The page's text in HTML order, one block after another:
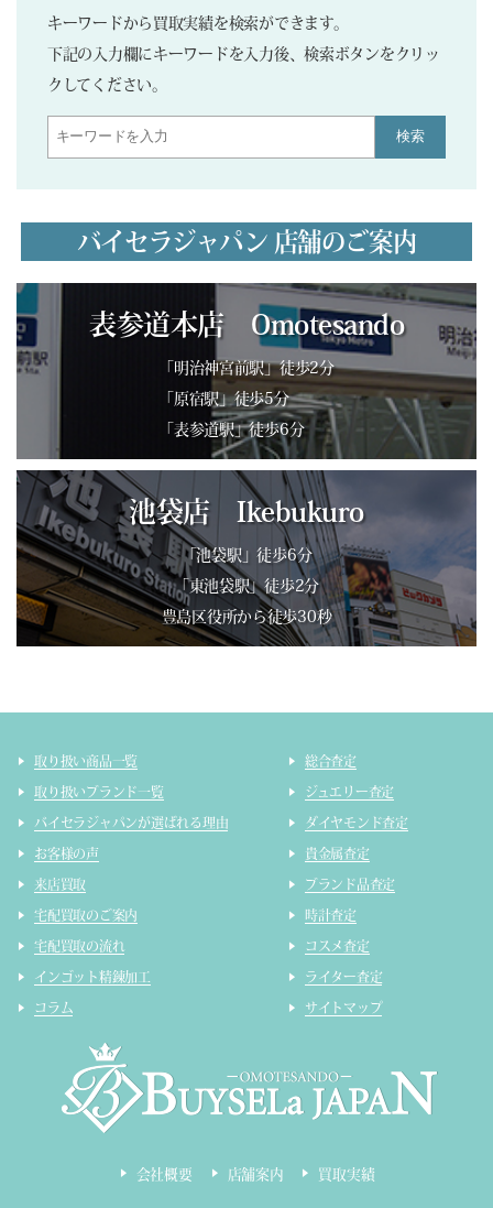
キーワードから買取実績を検索ができます。
下記の入力欄にキーワードを入力後、検索ボタンをクリッ
クしてください。
検索
バイセラジャパン 店舗のご案内
表参道本店 Omotesando
「明治神宮前駅」徒歩2分
「原宿駅」徒歩5分
「表参道駅」徒歩6分
池袋店 Ikebukuro
「池袋駅」徒歩6分
「東池袋駅」徒歩2分
豊島区役所から徒歩30秒
取り扱い商品一覧
取り扱いブランド一覧
バイセラジャパンが選ばれる理由
お客様の声
来店買取
宅配買取のご案内
宅配買取の流れ
インゴット精錬加工
コラム
総合査定
ジュエリー査定
ダイヤモンド査定
貴金属査定
ブランド品査定
時計査定
コスメ査定
ライター査定
サイトマップ
会社概要 店舗案内 買取実績